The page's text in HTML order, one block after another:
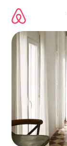
para
conteúdo